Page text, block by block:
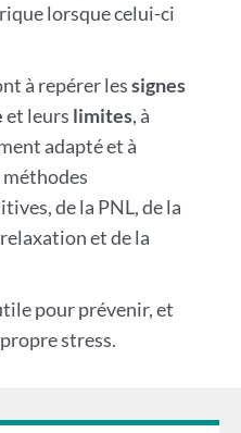
lorsque celui-ci
à repérer lessignes
et leurs limites, à
adapté et à
de la PNL, de la
et de la
pour prévenir, et
stress.